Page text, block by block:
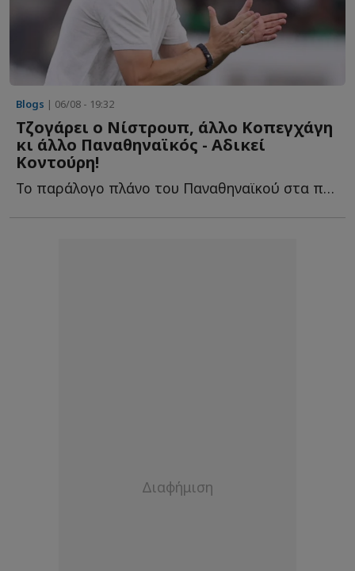
Blogs | 06/08 - 19:32
Τζογάρει ο Νίστρουπ, άλλο Κοπεγχάγη
κι άλλο Παναθηναϊκός - Αδικεί
Κοντούρη!
Το παράλογο πλάνο του Παναθηναϊκού στα προκριματικά, ο...